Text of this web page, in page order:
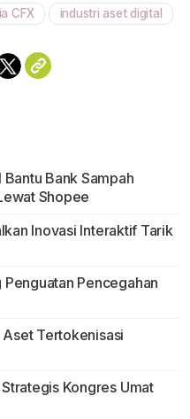
CFX industri aset digital
Bantu Bank Sampah
Shopee
Inovasi Interaktif Tarik
Pencegahan
Aset Tertokenisasi
Kongres Umat